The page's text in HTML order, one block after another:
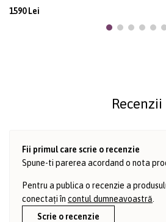
1590 Lei
Recenzii
Fii primul care scrie o recenzie
Spune-ti parerea acordand o nota
Pentru a publica o recenzie a
conectați în contul dumneavoastră
Scrie o recenzie